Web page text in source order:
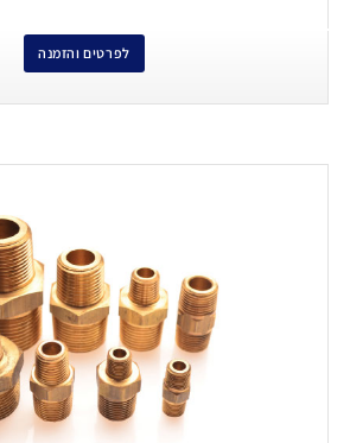
לפרטים והזמנה